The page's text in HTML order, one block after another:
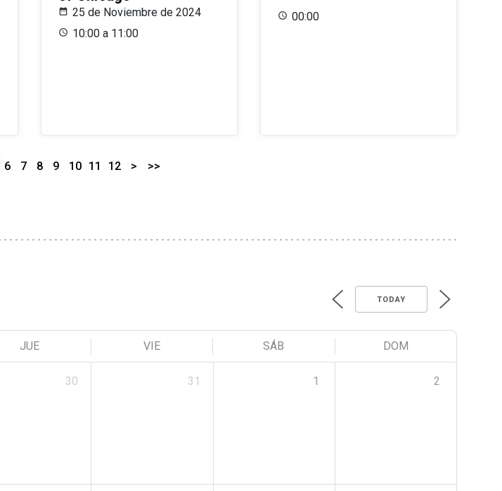
25 de Noviembre de 2024
10:00 a 11:00
00:00
6 7 8 9 10 11 12 > >>
TODAY
JUE VIE SÁB DOM
30 31 1 2